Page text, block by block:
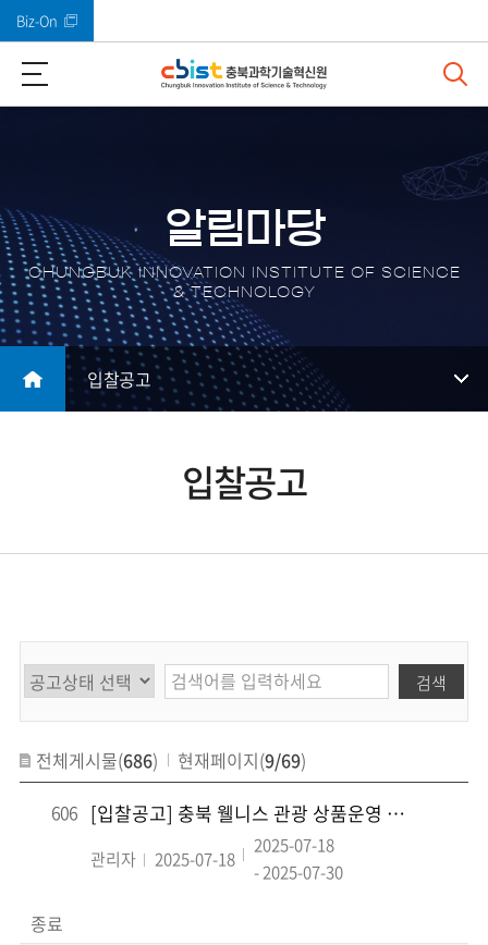
Biz-On
알림마당
CHUNGBUK INNOVATION INSTITUTE OF SCIENCE
& TECHNOLOGY
입찰공고
입찰공고
검색
전체게시물(686) 현재페이지(9/69)
606
[입찰공고] 충북 웰니스 관광 상품운영 및 관광객 유치 위탁 운영 용역
관리자 2025-07-18
2025-07-18
- 2025-07-30
종료